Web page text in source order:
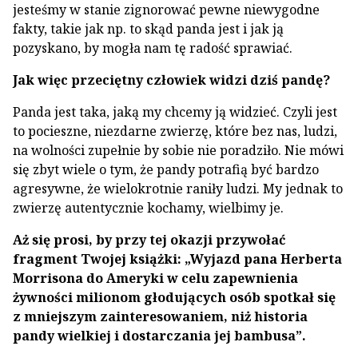
jesteśmy w stanie zignorować pewne niewygodne
fakty, takie jak np. to skąd panda jest i jak ją
pozyskano, by mogła nam tę radość sprawiać.
Jak więc przeciętny człowiek widzi dziś pandę?
Panda jest taka, jaką my chcemy ją widzieć. Czyli jest
to pocieszne, niezdarne zwierzę, które bez nas, ludzi,
na wolności zupełnie by sobie nie poradziło. Nie mówi
się zbyt wiele o tym, że pandy potrafią być bardzo
agresywne, że wielokrotnie raniły ludzi. My jednak to
zwierzę autentycznie kochamy, wielbimy je.
Aż się prosi, by przy tej okazji przywołać
fragment Twojej książki: „Wyjazd pana Herberta
Morrisona do Ameryki w celu zapewnienia
żywności milionom głodujących osób spotkał się
z mniejszym zainteresowaniem, niż historia
pandy wielkiej i dostarczania jej bambusa”.